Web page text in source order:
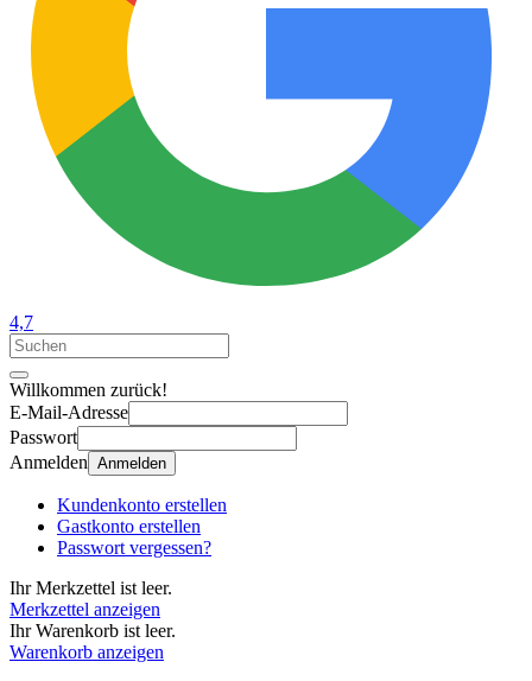
4,7
Willkommen zurück!
E-Mail-Adresse
Passwort
Anmelden Anmelden
Kundenkonto erstellen
Gastkonto erstellen
Passwort vergessen?
Ihr Merkzettel ist leer.
Merkzettel anzeigen
Ihr Warenkorb ist leer.
Warenkorb anzeigen